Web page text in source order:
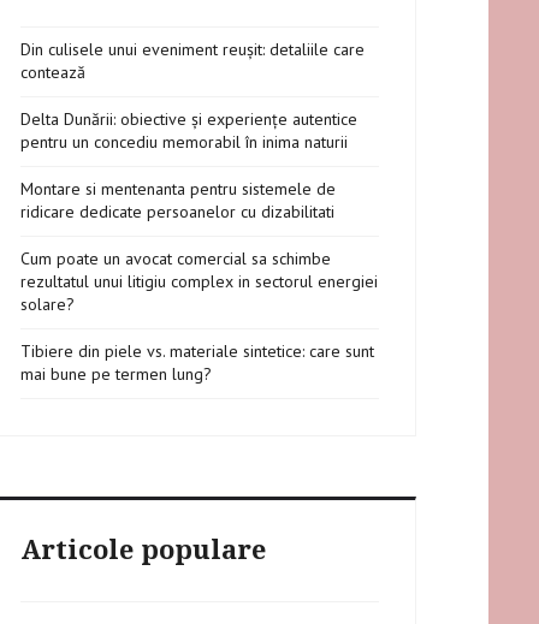
Din culisele unui eveniment reușit: detaliile care
contează
Delta Dunării: obiective și experiențe autentice
pentru un concediu memorabil în inima naturii
Montare si mentenanta pentru sistemele de
ridicare dedicate persoanelor cu dizabilitati
Cum poate un avocat comercial sa schimbe
rezultatul unui litigiu complex in sectorul energiei
solare?
Tibiere din piele vs. materiale sintetice: care sunt
mai bune pe termen lung?
Articole populare